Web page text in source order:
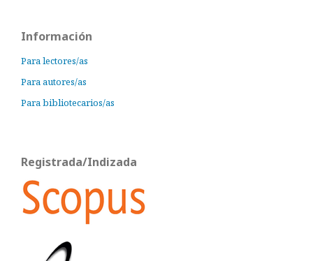
Información
Para lectores/as
Para autores/as
Para bibliotecarios/as
Registrada/Indizada